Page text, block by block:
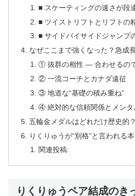
■ スケーティングの速さが段
■ ツイストリフトとリフトの
■ サイドバイサイドジャンプ
なぜここまで強くなった？急成
① 抜群の相性 ― 合わせるの
② 一流コーチとカナダ遠征
③ 地道な“基礎の積み重ね”
④ 絶対的な信頼関係とメンタ
五輪金メダルはどれだけ歴史的？
りくりゅうが“別格”と言われる
関連投稿:
りくりゅうペア結成のき